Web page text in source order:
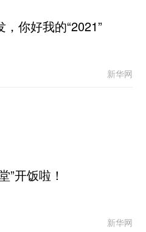
你好我的“2021”
新华网
”开饭啦！
新华网